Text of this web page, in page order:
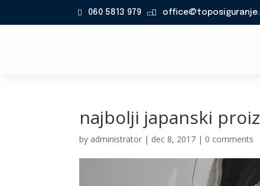
060 5813 979 
najbolji japanski
by administrator | dec 8, 2017 | 0 comments